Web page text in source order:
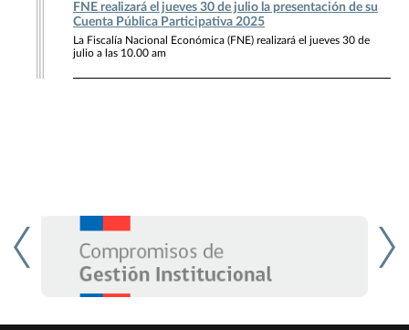
FNE realizará el jueves 30 de julio la presentación de su
Cuenta Pública Participativa 2025
La Fiscalía Nacional Económica (FNE) realizará el jueves 30 de
julio a las 10.00 am